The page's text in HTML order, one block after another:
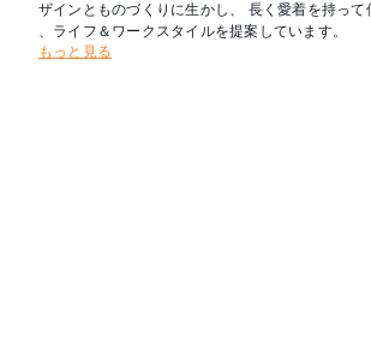
ザインとものづくりに生かし、 長く愛着を持って
、ライフ＆ワークスタイルを提案しています。
もっと見る